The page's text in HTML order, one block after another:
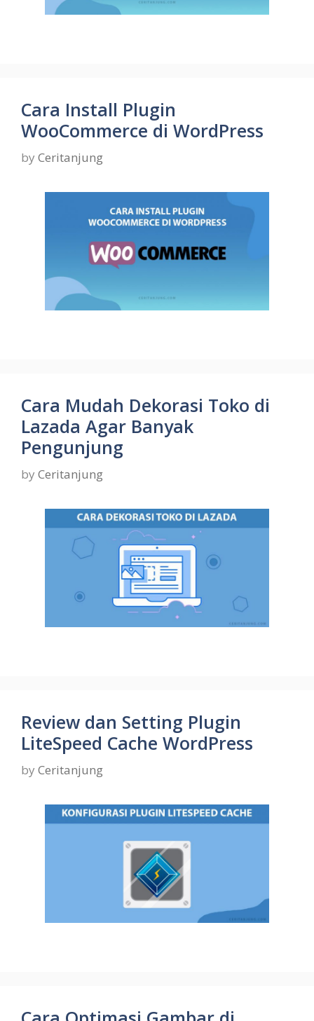
Cara Install Plugin
WooCommerce di WordPress
by Ceritanjung
Cara Mudah Dekorasi Toko di
Lazada Agar Banyak
Pengunjung
by Ceritanjung
Review dan Setting Plugin
LiteSpeed Cache WordPress
by Ceritanjung